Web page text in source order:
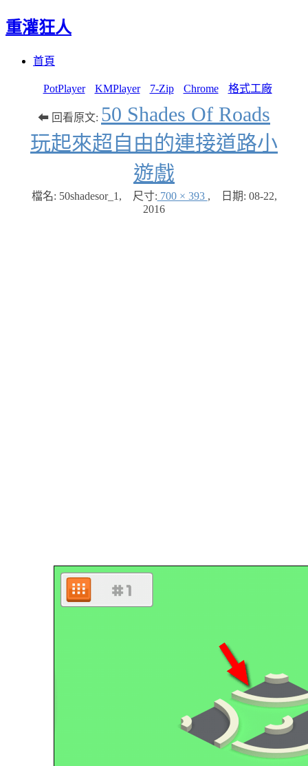
重灌狂人
首頁
PotPlayer KMPlayer 7-Zip Chrome 格式工廠
⬅ 回看原文: 50 Shades Of Roads
玩起來超自由的連接道路小
遊戲
檔名: 50shadesor_1 , 尺寸: 700 × 393 , 日期: 08-22,
2016